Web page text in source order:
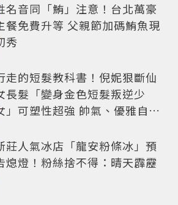
名音同「鮪」注意！台北萬豪
餐免費升等 父親節加碼鮪魚現
秀
走的短髮教科書！倪妮狠斷仙
長髮「變身金色短髮叛逆少
」可塑性超強 帥氣、優雅自由
莊人氣冰店「龍安粉條冰」預
熄燈！粉絲捨不得：晴天霹靂